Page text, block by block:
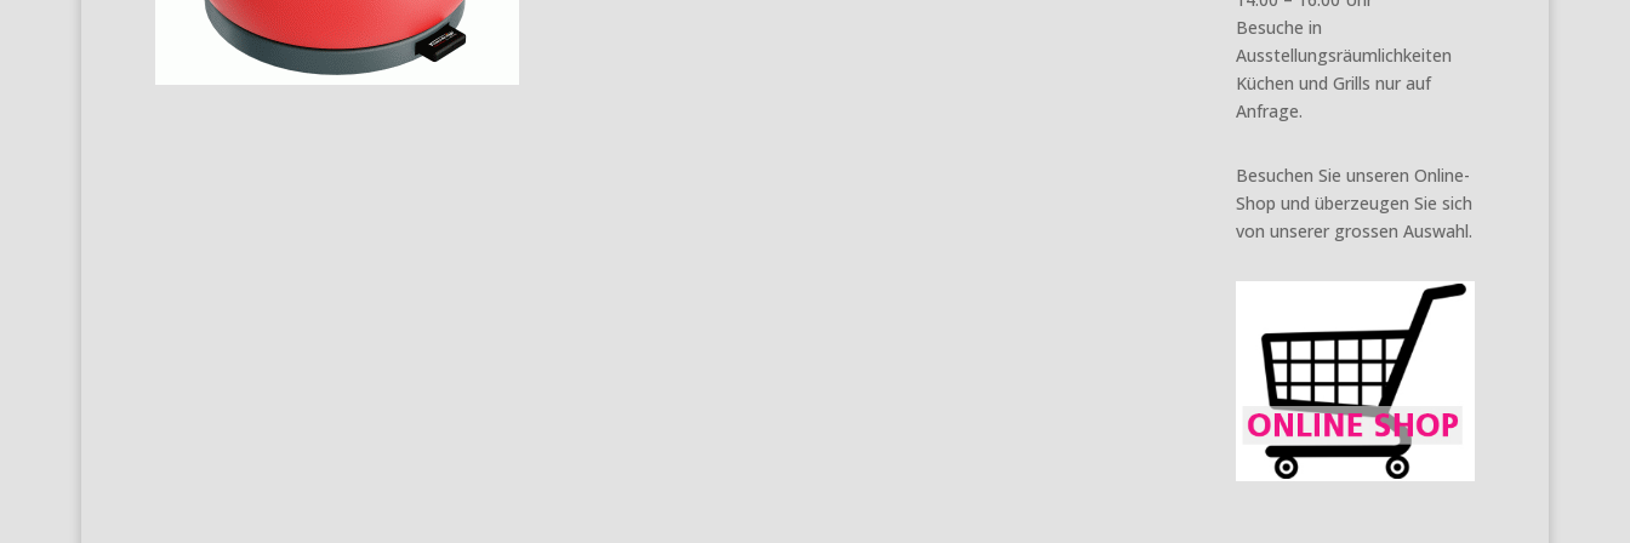
Besuche in
Ausstellungsräumlichkeiten
Küchen und Grills nur auf
Anfrage.
Besuchen Sie unseren Online-
Shop und überzeugen Sie sich
von unserer grossen Auswahl.